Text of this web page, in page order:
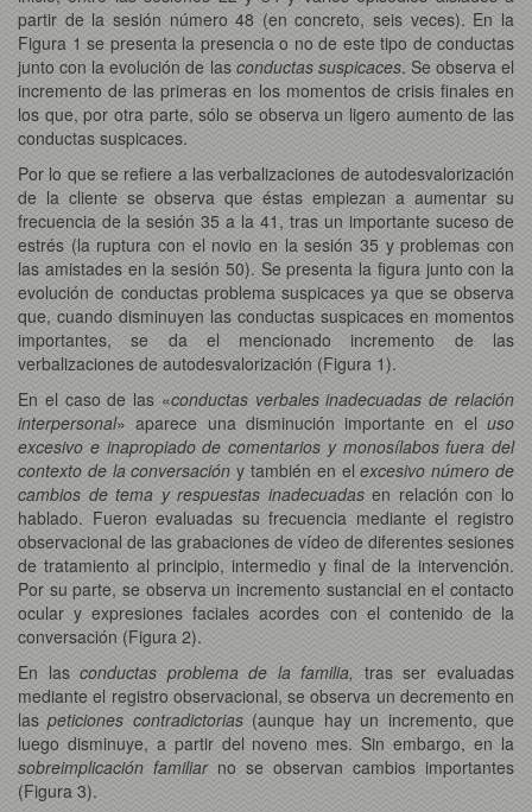
partir de la sesión número 48 (en concreto, seis veces). En la
Figura 1 se presenta la presencia o no de este tipo de conductas
junto con la evolución de las conductas suspicaces. Se observa el
incremento de las primeras en los momentos de crisis finales en
los que, por otra parte, sólo se observa un ligero aumento de las
conductas suspicaces.
Por lo que se refiere a las verbalizaciones de autodesvalorización
de la cliente se observa que éstas empiezan a aumentar su
frecuencia de la sesión 35 a la 41, tras un importante suceso de
estrés (la ruptura con el novio en la sesión 35 y problemas con
las amistades en la sesión 50). Se presenta la figura junto con la
evolución de conductas problema suspicaces ya que se observa
que, cuando disminuyen las conductas suspicaces en momentos
importantes, se da el mencionado incremento de las
verbalizaciones de autodesvalorización (Figura 1).
En el caso de las «conductas verbales inadecuadas de relación
interpersonal» aparece una disminución importante en el uso
excesivo e inapropiado de comentarios y monosílabos fuera del
contexto de la conversación y también en elexcesivo número de
cambios de tema y respuestas inadecuadasen relación con lo
hablado. Fueron evaluadas su frecuencia mediante el registro
observacional de las grabaciones de vídeo de diferentes sesiones
de tratamiento al principio, intermedio y final de la intervención.
Por su parte, se observa un incremento sustancial en el contacto
ocular y expresiones faciales acordes con el contenido de la
conversación (Figura 2).
En lasconductas problema de la familia, tras ser evaluadas
mediante el registro observacional, se observa un decremento en
laspeticiones contradictorias(aunque hay un incremento, que
luego disminuye, a partir del noveno mes. Sin embargo, en la
sobreimplicación familiarno se observan cambios importantes
(Figura 3).